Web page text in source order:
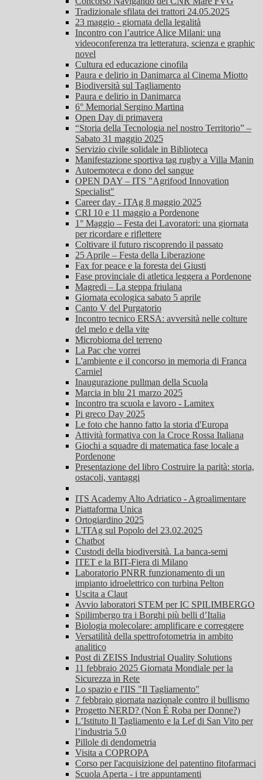
Tradizionale sfilata dei trattori 24.05.2025
23 maggio - giornata della legalità
Incontro con l’autrice Alice Milani: una
videoconferenza tra letteratura, scienza e graphic
novel
Cultura ed educazione cinofila
Paura e delirio in Danimarca al Cinema Miotto
Biodiversità sul Tagliamento
Paura e delirio in Danimarca
6° Memorial Sergino Martina
Open Day di primavera
“Storia della Tecnologia nel nostro Territorio” –
Sabato 31 maggio 2025
Servizio civile solidale in Biblioteca
Manifestazione sportiva tag rugby a Villa Manin
Autoemoteca e dono del sangue
OPEN DAY – ITS "Agrifood Innovation
Specialist"
Career day - ITAg 8 maggio 2025
CRI 10 e 11 maggio a Pordenone
1° Maggio – Festa dei Lavoratori: una giornata
per ricordare e riflettere
Coltivare il futuro riscoprendo il passato
25 Aprile – Festa della Liberazione
Fax for peace e la foresta dei Giusti
Fase provinciale di atletica leggera a Pordenone
Magredi – La steppa friulana
Giornata ecologica sabato 5 aprile
Canto V del Purgatorio
Incontro tecnico ERSA: avversità nelle colture
del melo e della vite
Microbioma del terreno
La Pac che vorrei
L'ambiente e il concorso in memoria di Franca
Carniel
Inaugurazione pullman della Scuola
Marcia in blu 21 marzo 2025
Incontro tra scuola e lavoro - Lamitex
Pi greco Day 2025
Le foto che hanno fatto la storia d'Europa
Attività formativa con la Croce Rossa Italiana
Giochi a squadre di matematica fase locale a
Pordenone
Presentazione del libro Costruire la parità: storia,
ostacoli, vantaggi
ITS Academy Alto Adriatico - Agroalimentare
Piattaforma Unica
Ortogiardino 2025
L'ITAg sul Popolo del 23.02.2025
Chatbot
Custodi della biodiversità. La banca-semi
ITET e la BIT-Fiera di Milano
Laboratorio PNRR funzionamento di un
impianto idroelettrico con turbina Pelton
Uscita a Claut
Avvio laboratori STEM per IC SPILIMBERGO
Spilimbergo tra i Borghi più belli d’Italia
Biologia molecolare: amplificare e correggere
Versatilità della spettrofotometria in ambito
analitico
Post di ZEISS Industrial Quality Solutions
11 febbraio 2025 Giornata Mondiale per la
Sicurezza in Rete
Lo spazio e l'IIS "Il Tagliamento"
7 febbraio giornata nazionale contro il bullismo
Progetto NERD? (Non È Roba per Donne?)
L’Istituto Il Tagliamento e la Lef di San Vito per
l’industria 5.0
Pillole di dendometria
Visita a COPROPA
Corso per l'acquisizione del patentino fitofarmaci
Scuola Aperta - i tre appuntamenti